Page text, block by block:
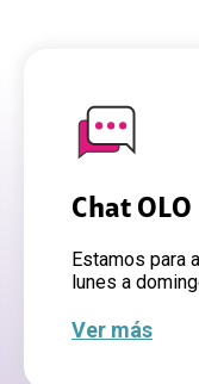
Chat OLO
Estamos para
lunes a
Ver más